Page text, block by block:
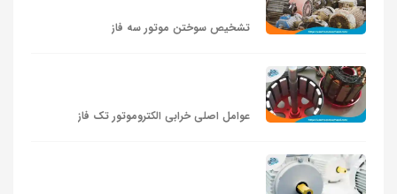
تشخیص سوختن موتور سه فاز
عوامل اصلی خرابی الکتروموتور تک‌ فاز